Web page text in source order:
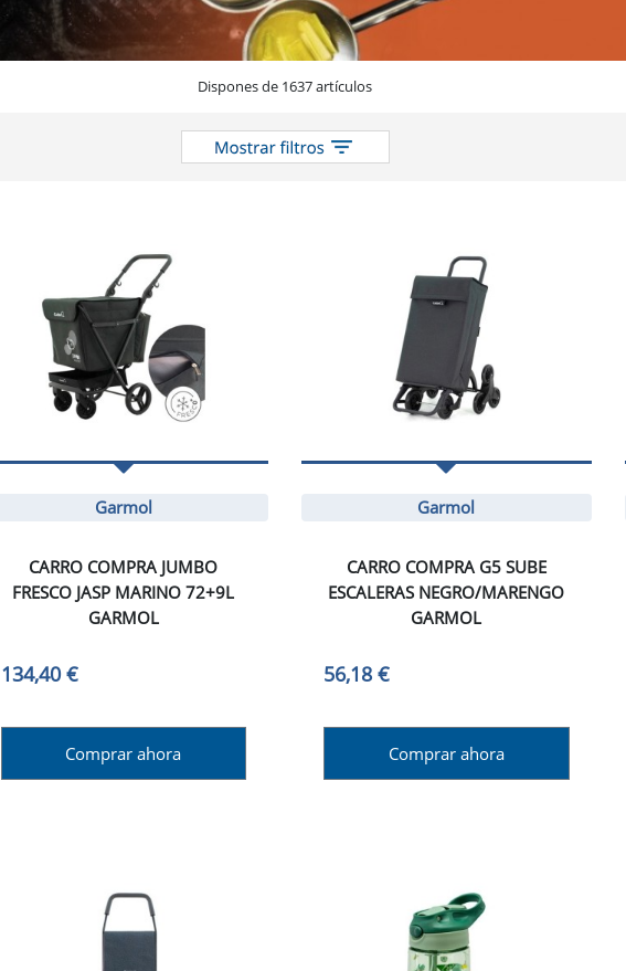
Dispones de 1637 artículos
Garmol
CARRO COMPRA JUMBO
FRESCO JASP MARINO 72+9L
GARMOL
134,40 €
Comprar ahora
Garmol
CARRO COMPRA G5 SUBE
ESCALERAS NEGRO/MARENGO
GARMOL
56,18 €
Comprar ahora